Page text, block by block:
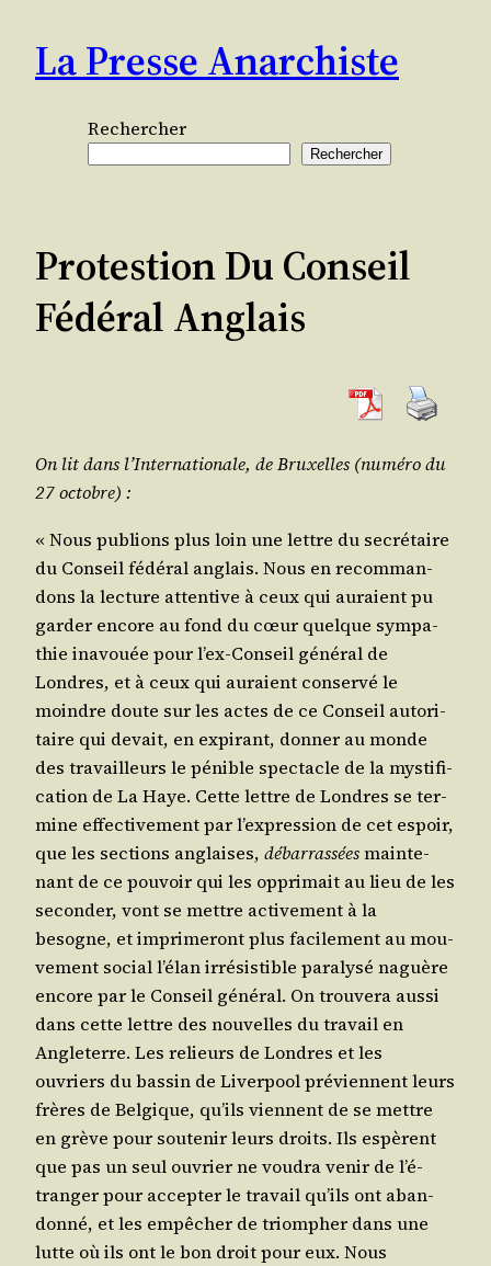
contenu
La Presse Anarchiste
Rechercher
Rechercher
Protestion Du Conseil
Fédéral Anglais
On lit dans l’Inter­na­tio­nale, de Bruxelles (numé­ro du
27 octobre) :
« Nous publions plus loin une lettre du secré­taire
du Conseil fédé­ral anglais. Nous en recom­man­
dons la lec­ture atten­tive à ceux qui auraient pu
gar­der encore au fond du cœur quelque sym­pa­
thie inavouée pour l’ex-Conseil géné­ral de
Londres, et à ceux qui auraient conser­vé le
moindre doute sur les actes de ce Conseil auto­ri­
taire qui devait, en expi­rant, don­ner au monde
des tra­vailleurs le pénible spec­tacle de la mys­ti­fi­
ca­tion de La Haye. Cette lettre de Londres se ter­
mine effec­ti­ve­ment par l’ex­pres­sion de cet espoir,
que les sec­tions anglaises, débar­ras­séesmain­te­
nant de ce pou­voir qui les oppri­mait au lieu de les
secon­der, vont se mettre acti­ve­ment à la
besogne, et impri­me­ront plus faci­le­ment au mou­
ve­ment social l’é­lan irré­sis­tible para­ly­sé naguère
encore par le Conseil géné­ral. On trou­ve­ra aus­si
dans cette lettre des nou­velles du tra­vail en
Angle­terre. Les relieurs de Londres et les
ouvriers du bas­sin de Liver­pool pré­viennent leurs
frères de Bel­gique, qu’ils viennent de se mettre
en grève pour sou­te­nir leurs droits. Ils espèrent
que pas un seul ouvrier ne vou­dra venir de l’é­
tran­ger pour accep­ter le tra­vail qu’ils ont aban­
don­né, et les empê­cher de triom­pher dans une
lutte où ils ont le bon droit pour eux. Nous